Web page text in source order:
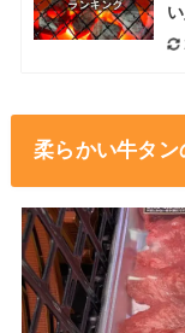
柔らかい牛タン